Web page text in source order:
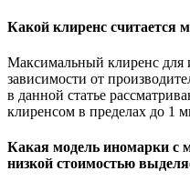
Какой клиренс считается
Максимальный клиренс для
зависимости от
в данной статье
клиренсом в пределах до 1
Какая модель иномарки с
низкой стоимостью